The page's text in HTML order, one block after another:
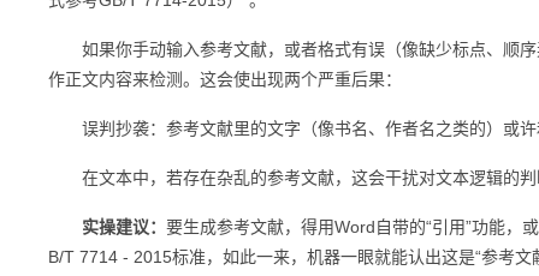
如果你手动输入参考文献，或者格式有误（像缺少标点、顺序
作正文内容来检测。这会使出现两个严重后果：
误判抄袭：参考文献里的文字（像书名、作者名之类的）或许
在文本中，若存在杂乱的参考文献，这会干扰对文本逻辑的判
实操建议： 要生成参考文献，得用Word自带的“引用”功能，
B/T 7714 - 2015标准，如此一来，机器一眼就能认出这是“参考文